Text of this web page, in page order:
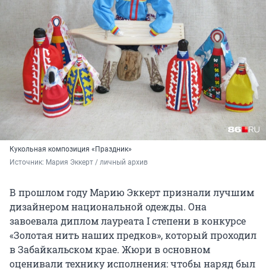
Кукольная композиция «Праздник»
Источник: Мария Эккерт / личный архив
В прошлом году Марию Эккерт признали лучшим
дизайнером национальной одежды. Она
завоевала диплом лауреата I степенив конкурсе
«Золотая нить наших предков», который проходил
в Забайкальском крае. Жюри в основном
оценивали технику исполнения: чтобы наряд был